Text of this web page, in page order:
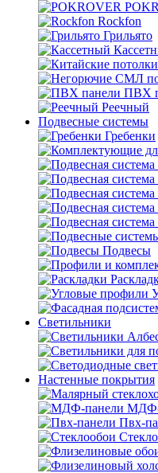
Rockfon
Грильято
ПВХ
Реечный
Подвесные системы
Гребенки
Подвесы
Светильники
Настенные покрытия
МДФ-
Пвх-